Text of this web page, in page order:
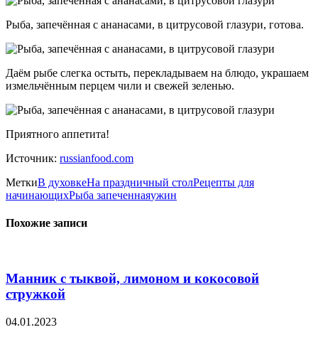
Рыба, запечённая с ананасами, в цитрусовой глазури, готова.
Даём рыбе слегка остыть, перекладываем на блюдо, украшаем
измельчённым перцем чили и свежей зеленью.
Приятного аппетита!
Источник: russianfood.com
МеткиВ духовкеНа праздничный столРецепты для
начинающихРыба запеченнаяужин
Похожие записи
Манник с тыквой, лимоном и кокосовой
стружкой
04.01.2023